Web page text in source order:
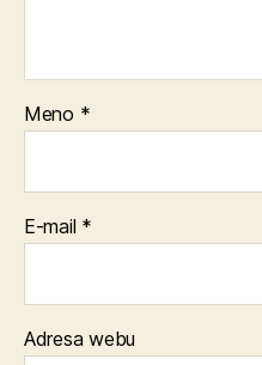
Meno *
E-mail *
Adresa webu